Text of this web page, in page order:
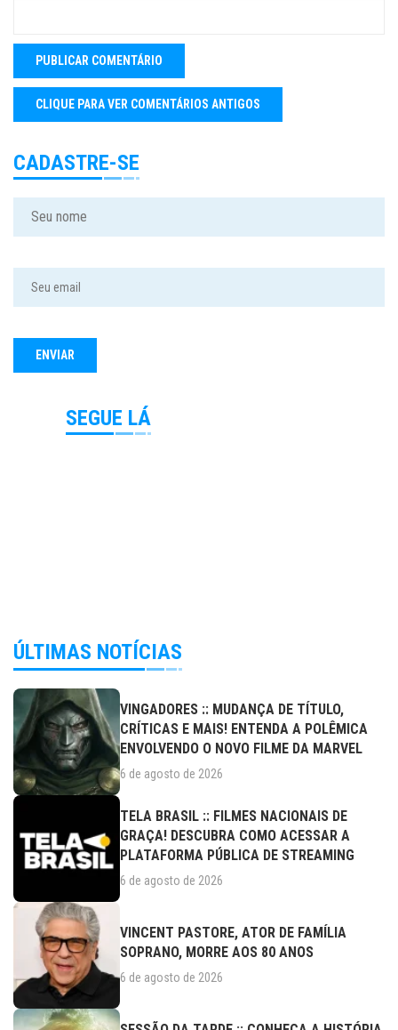
CADASTRE-SE
SEGUE LÁ
ÚLTIMAS NOTÍCIAS
VINGADORES :: MUDANÇA DE TÍTULO,
CRÍTICAS E MAIS! ENTENDA A POLÊMICA
ENVOLVENDO O NOVO FILME DA MARVEL
6 de agosto de 2026
TELA BRASIL :: FILMES NACIONAIS DE
GRAÇA! DESCUBRA COMO ACESSAR A
PLATAFORMA PÚBLICA DE STREAMING
6 de agosto de 2026
VINCENT PASTORE, ATOR DE FAMÍLIA
SOPRANO, MORRE AOS 80 ANOS
6 de agosto de 2026